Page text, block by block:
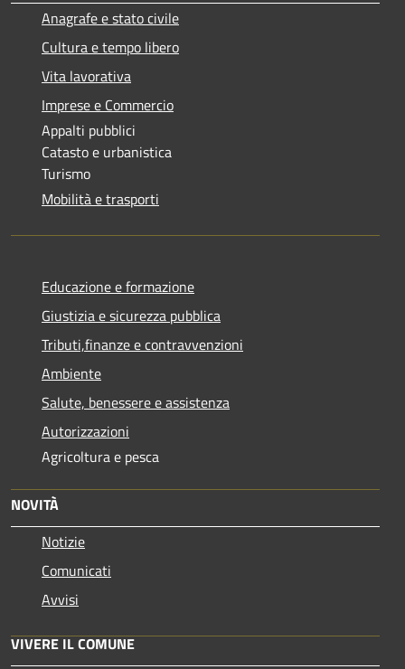
Anagrafe e stato civile
Cultura e tempo libero
Vita lavorativa
Imprese e Commercio
Appalti pubblici
Catasto e urbanistica
Turismo
Mobilità e trasporti
Educazione e formazione
Giustizia e sicurezza pubblica
Tributi,finanze e contravvenzioni
Ambiente
Salute, benessere e assistenza
Autorizzazioni
Agricoltura e pesca
NOVITÀ
Notizie
Comunicati
Avvisi
VIVERE IL COMUNE